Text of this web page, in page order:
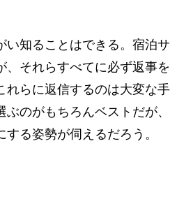
知ることはできる。宿泊サ
、それらすべてに必ず返事を
れらに返信するのは大変な手
のがもちろんベストだが、
る姿勢が伺えるだろう。